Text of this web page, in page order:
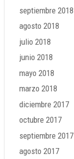
septiembre 2018
agosto 2018
julio 2018
junio 2018
mayo 2018
marzo 2018
diciembre 2017
octubre 2017
septiembre 2017
agosto 2017